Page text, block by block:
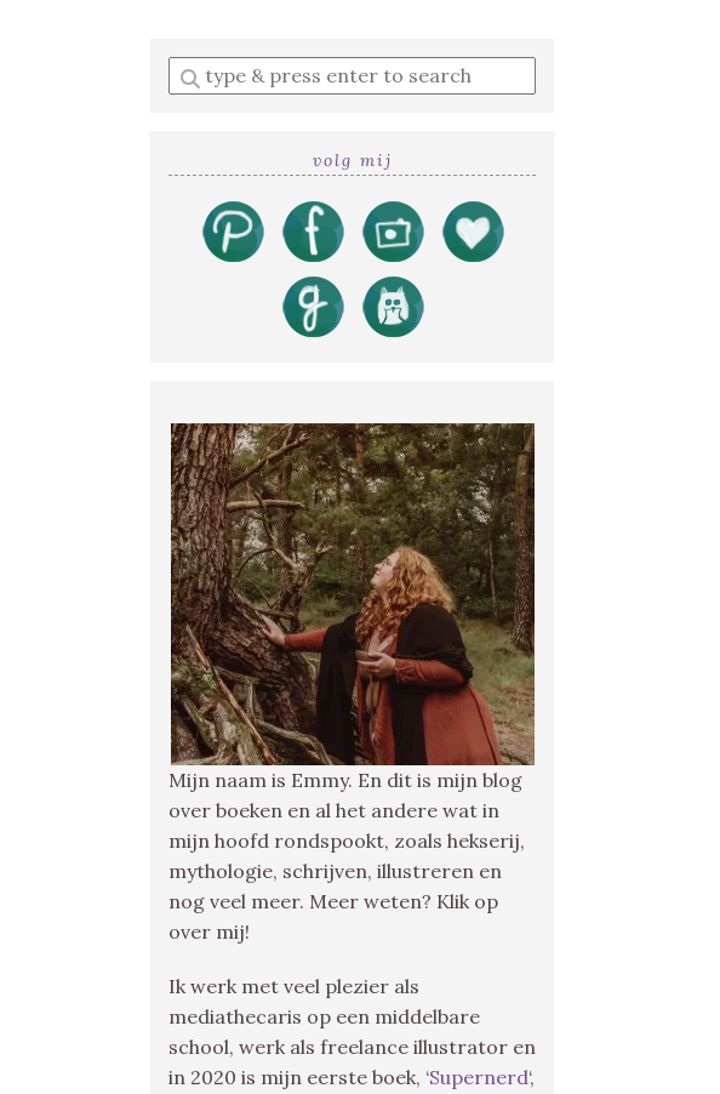
Enter
a
volg mij
Mijn naam is Emmy. En dit is mijn blog
over boeken en al het andere wat in
mijn hoofd rondspookt, zoals hekserij,
mythologie, schrijven, illustreren en
nog veel meer. Meer weten? Klik op
over mij!
Ik werk met veel plezier als
mediathecaris op een middelbare
school, werk als freelance illustrator en
in 2020 is mijn eerste boek, ‘Supernerd‘,